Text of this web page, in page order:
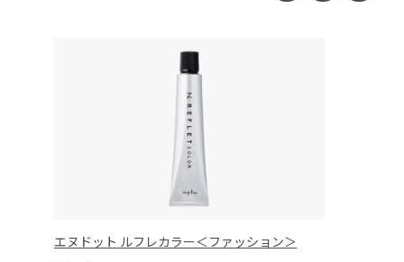
エヌドット ルフレカラー＜ファッション＞